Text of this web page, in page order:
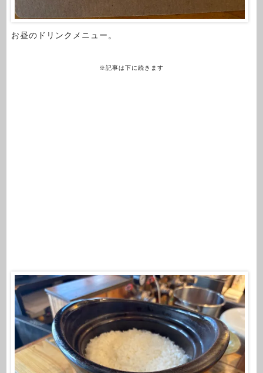
お昼のドリンクメニュー。
※記事は下に続きます